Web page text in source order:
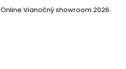
Online Vianočný showroom 2026